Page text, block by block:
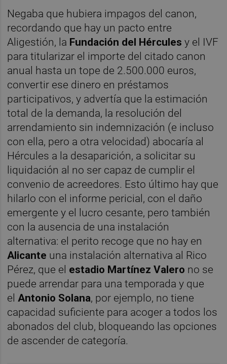
Negaba que hubiera impagos del canon,
recordando que hay un pacto entre
Aligestión, la Fundación del Hérculesy el IVF
para titularizar el importe del citado canon
anual hasta un tope de 2.500.000 euros,
convertir ese dinero en préstamos
participativos, y advertía que la estimación
total de la demanda, la resolución del
arrendamiento sin indemnización (e incluso
con ella, pero a otra velocidad) abocaría al
Hércules a la desaparición, a solicitar su
liquidación al no ser capaz de cumplir el
convenio de acreedores. Esto último hay que
hilarlo con el informe pericial, con el daño
emergente y el lucro cesante, pero también
con la ausencia de una instalación
alternativa: el perito recoge que no hay en
Alicante una instalación alternativa al Rico
Pérez, que el estadio Martínez Valero no se
puede arrendar para una temporada y que
el Antonio Solana, por ejemplo, no tiene
capacidad suficiente para acoger a todos los
abonados del club, bloqueando las opciones
de ascender de categoría.